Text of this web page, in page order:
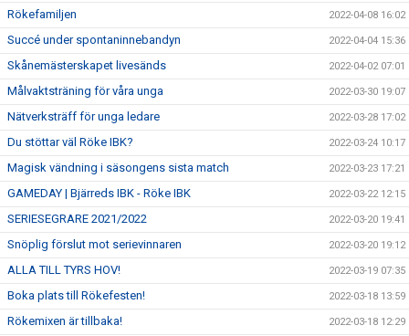
Rökefamiljen 2022-04-08 16:02
Succé under spontaninnebandyn 2022-04-04 15:36
Skånemästerskapet livesänds 2022-04-02 07:01
Målvaktsträning för våra unga 2022-03-30 19:07
Nätverksträff för unga ledare 2022-03-28 17:02
Du stöttar väl Röke IBK? 2022-03-24 10:17
Magisk vändning i säsongens sista match 2022-03-23 17:21
GAMEDAY | Bjärreds IBK - Röke IBK 2022-03-22 12:15
SERIESEGRARE 2021/2022 2022-03-20 19:41
Snöplig förslut mot serievinnaren 2022-03-20 19:12
ALLA TILL TYRS HOV! 2022-03-19 07:35
Boka plats till Rökefesten! 2022-03-18 13:59
Rökemixen är tillbaka! 2022-03-18 12:29